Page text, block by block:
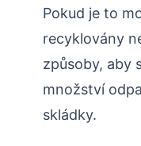
Pokud je to
recyklovány
způsoby, aby
množství
skládky.